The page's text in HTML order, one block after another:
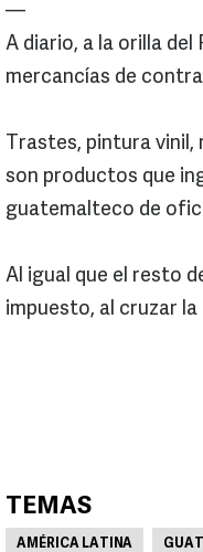
—
A diario, a la orilla del
mercancías de
Trastes, pintura
son productos que
guatemalteco de
Al igual que el resto
impuesto, al cruzar
TEMAS
AMÉRICA LATINA